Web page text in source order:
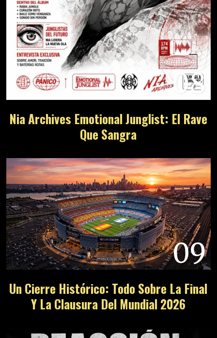
08
Nia Archives Emotional Junglist: El Rave
Que Sangra
09
Un Cierre Histórico: Todo Sobre La Final
Y La Clausura Del Mundial 2026